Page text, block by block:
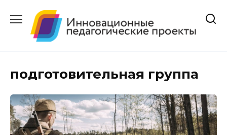
содержанию
подготовительная группа